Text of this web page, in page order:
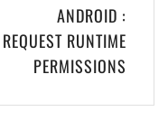
ANDROID :
REQUEST RUNTIME
PERMISSIONS